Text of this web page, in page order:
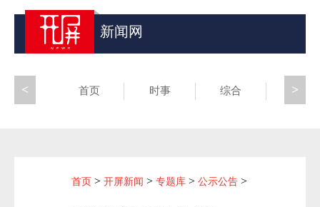
新闻网
首页 时事 综合 昆滇
>
<
首页 > 开屏新闻 > 专题库 > 公示公告 >